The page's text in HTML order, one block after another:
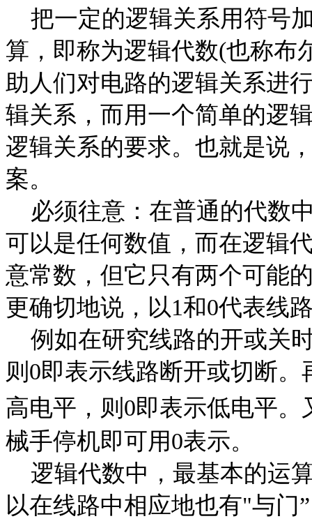
把一定的逻辑关系用符号
算，即称为逻辑代数(也称布
助人们对电路的逻辑关系进
辑关系，而用一个简单的逻
逻辑关系的要求。也就是说
案。
必须往意：在普通的代数
可以是任何数值，而在逻辑
意常数，但它只有两个可能
更确切地说，以1和0代表线
例如在研究线路的开或关
则 0即表示线路断开或切断
高电平，则 0即表示低电平。
械手停机即可用0表示。
逻辑代数中，最基本的运
以在线路中相应地也有"与门